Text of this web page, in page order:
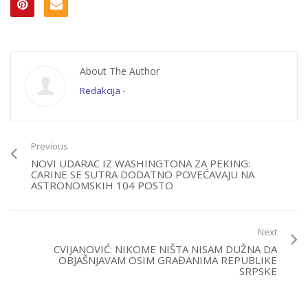
About The Author
Redakcija -
Previous
NOVI UDARAC IZ WASHINGTONA ZA PEKING:
CARINE SE SUTRA DODATNO POVEĆAVAJU NA
ASTRONOMSKIH 104 POSTO
Next
CVIJANOVIĆ: NIKOME NIŠTA NISAM DUŽNA DA
OBJAŠNJAVAM OSIM GRAĐANIMA REPUBLIKE
SRPSKE